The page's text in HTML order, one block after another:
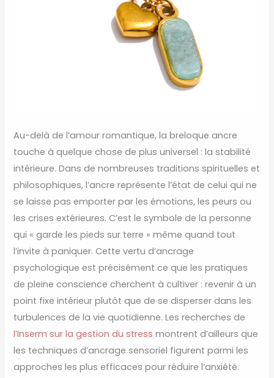
Au-delà de l’amour romantique, la breloque ancre
touche à quelque chose de plus universel : la stabilité
intérieure. Dans de nombreuses traditions spirituelles et
philosophiques, l’ancre représente l’état de celui qui ne
se laisse pas emporter par les émotions, les peurs ou
les crises extérieures. C’est le symbole de la personne
qui « garde les pieds sur terre » même quand tout
l’invite à paniquer. Cette vertu d’ancrage
psychologique est précisément ce que les pratiques
de pleine conscience cherchent à cultiver : revenir à un
point fixe intérieur plutôt que de se disperser dans les
turbulences de la vie quotidienne. Les recherches de
l’Inserm sur la gestion du stress montrent d’ailleurs que
les techniques d’ancrage sensoriel figurent parmi les
approches les plus efficaces pour réduire l’anxiété.